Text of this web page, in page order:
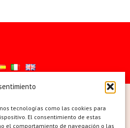
tecnologías como las cookies para
El consentimiento de estas
el comportamiento de navegación o las